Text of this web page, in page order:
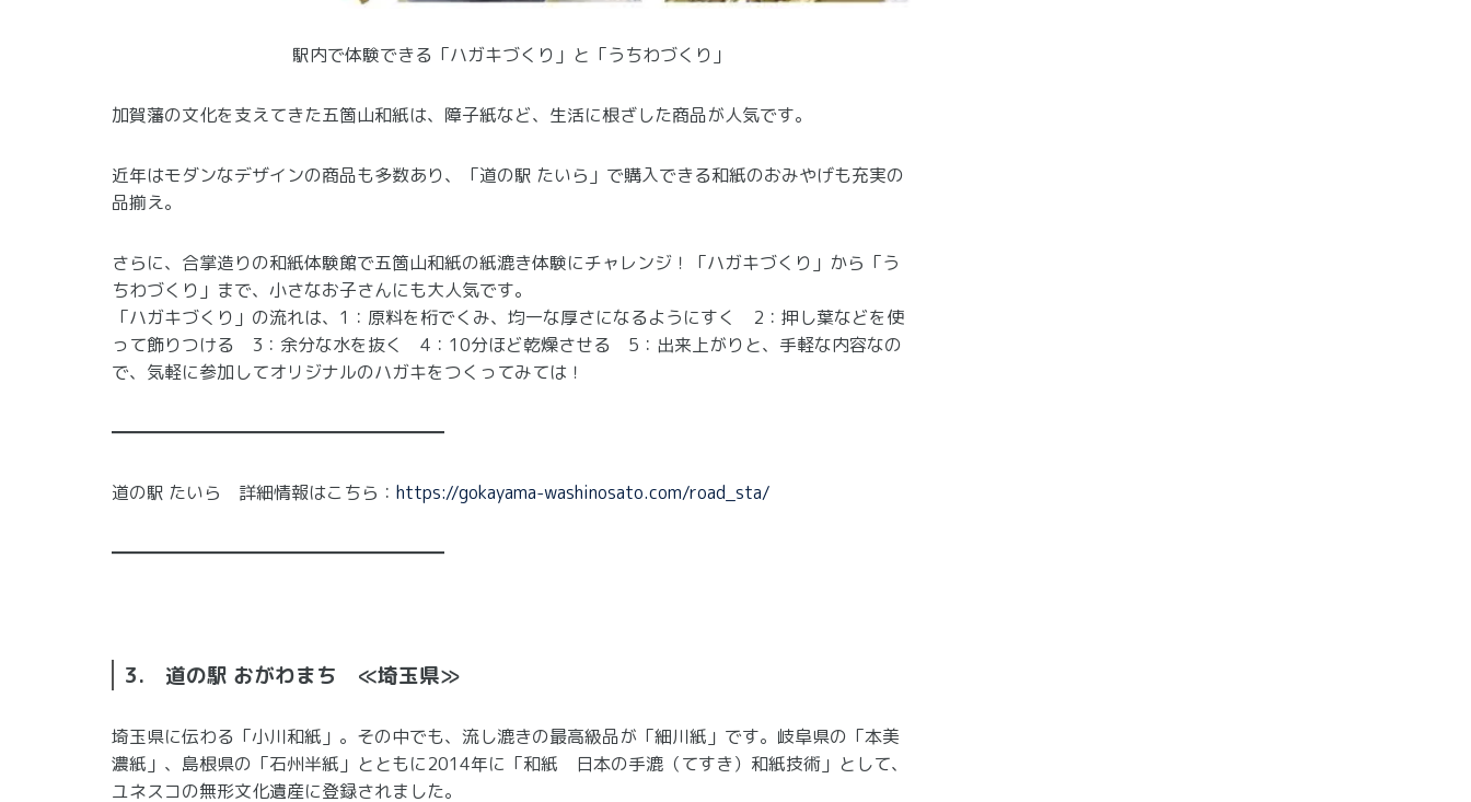
駅内で体験できる「ハガキづくり」と「うちわづくり」
加賀藩の文化を支えてきた五箇山和紙は、障子紙など、生活に根ざした商品が人気です。
近年はモダンなデザインの商品も多数あり、「道の駅 たいら」で購入できる和紙のおみやげも充実の
品揃え。
さらに、合掌造りの和紙体験館で五箇山和紙の紙漉き体験にチャレンジ！「ハガキづくり」から「う
ちわづくり」まで、小さなお子さんにも大人気です。
「ハガキづくり」の流れは、1：原料を桁でくみ、均一な厚さになるようにすく 2：押し葉などを使
って飾りつける 3：余分な水を抜く 4：10分ほど乾燥させる 5：出来上がりと、手軽な内容なの
で、気軽に参加してオリジナルのハガキをつくってみては！
━━━━━━━━━━━━━━━━━━━
道の駅 たいら 詳細情報はこちら： https://gokayama-washinosato.com/road_sta/
━━━━━━━━━━━━━━━━━━━
3. 道の駅 おがわまち ≪埼玉県≫
埼玉県に伝わる「小川和紙」。その中でも、流し漉きの最高級品が「細川紙」です。岐阜県の「本美
濃紙」、島根県の「石州半紙」とともに2014年に「和紙 日本の手漉（てすき）和紙技術」として、
ユネスコの無形文化遺産に登録されました。